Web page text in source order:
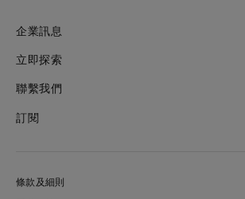
企業訊息
立即探索
聯繫我們
訂閱
條款及細則